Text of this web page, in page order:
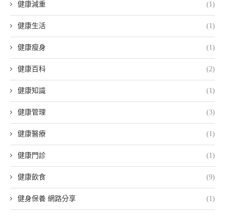
健康減重 (1)
健康生活 (1)
健康瘦身 (1)
健康百科 (2)
健康知識 (1)
健康管理 (3)
健康醫療 (1)
健康門診 (1)
健康飲食 (9)
健身保養 網路分享 (1)